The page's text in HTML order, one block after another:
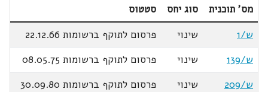
מס' תוכנית סוג יחס
סטטוס
ש/1
שינוי
פרסום לתוקף ברשומות 22.12.66
ש/139
שינוי
פרסום לתוקף ברשומות 08.05.75
ש/209
שינוי
פרסום לתוקף ברשומות 30.09.80